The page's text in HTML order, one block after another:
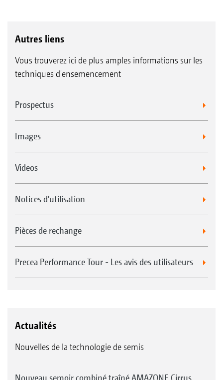
Autres liens
Vous trouverez ici de plus amples informations sur les
techniques d'ensemencement
Prospectus
Images
Videos
Notices d'utilisation
Pièces de rechange
Precea Performance Tour - Les avis des utilisateurs
Actualités
Nouvelles de la technologie de semis
Nouveau semoir combiné traîné AMAZONE Cirrus